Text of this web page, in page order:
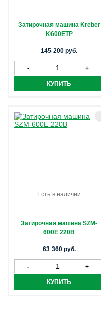
Затирочная машина Kreber
K600ЕTP
145 200 руб.
Есть в наличии
Затирочная машина SZM-
600E 220В
63 360 руб.